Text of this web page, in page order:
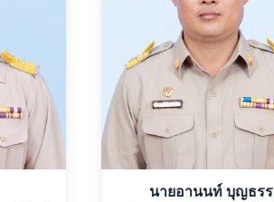
นายอานนท์ บุญธร